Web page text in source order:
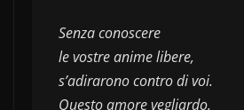
Senza conoscere
le vostre anime libere,
s’adirarono contro di voi.
Questo amore vegliardo,